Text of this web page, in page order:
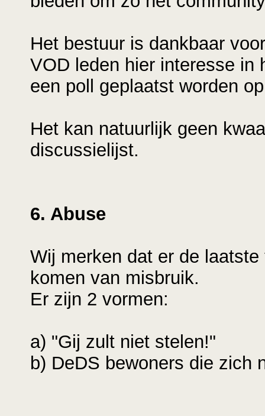
Het bestuur is dankbaar
VOD leden hier interesse in
een poll geplaatst worden
Het kan natuurlijk geen
discussielijst.
6. Abuse
Wij merken dat er de
komen van misbruik.
Er zijn 2 vormen:
a) "Gij zult niet stelen!"
b) DeDS bewoners die zich